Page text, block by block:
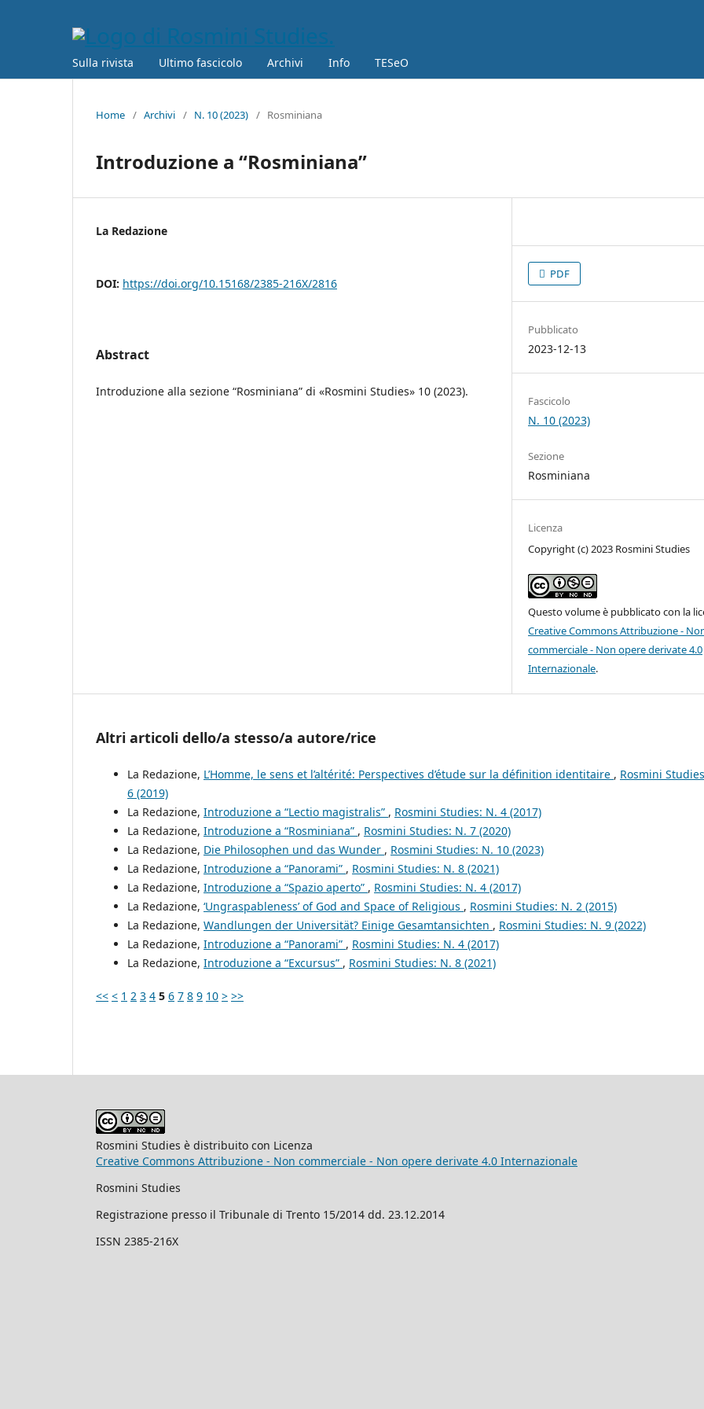
Sulla rivista Ultimo fascicolo Archivi Info TESeO
Home / Archivi / N. 10 (2023) / Rosminiana
Introduzione a “Rosminiana”
La Redazione
DOI: https://doi.org/10.15168/2385-216X/2816
Abstract
Introduzione alla sezione “Rosminiana” di «Rosmini Studies» 10 (2023).
PDF
Pubblicato
2023-12-13
Fascicolo
N. 10 (2023)
Sezione
Rosminiana
Licenza
Copyright (c) 2023 Rosmini Studies
Questo volume è pubblicato con la
Creative Commons Attribuzione -
commerciale - Non opere derivate 4.0
Internazionale.
Altri articoli dello/a stesso/a autore/rice
La Redazione, L’Homme, le sens et l’altérité: Perspectives d’étude sur la définition identitaire , Rosmini
6 (2019)
La Redazione, Introduzione a “Lectio magistralis” , Rosmini Studies: N. 4 (2017)
La Redazione, Introduzione a “Rosminiana” , Rosmini Studies: N. 7 (2020)
La Redazione, Die Philosophen und das Wunder , Rosmini Studies: N. 10 (2023)
La Redazione, Introduzione a “Panorami” , Rosmini Studies: N. 8 (2021)
La Redazione, Introduzione a “Spazio aperto” , Rosmini Studies: N. 4 (2017)
La Redazione, ‘Ungraspableness’ of God and Space of Religious , Rosmini Studies: N. 2 (2015)
La Redazione, Wandlungen der Universität? Einige Gesamtansichten , Rosmini Studies: N. 9 (2022)
La Redazione, Introduzione a “Panorami” , Rosmini Studies: N. 4 (2017)
La Redazione, Introduzione a “Excursus” , Rosmini Studies: N. 8 (2021)
<< < 1 2 3 4 5 6 7 8 9 10 > >>
Rosmini Studies è distribuito con Licenza
Creative Commons Attribuzione - Non commerciale - Non opere derivate 4.0 Internazionale
Rosmini Studies
Registrazione presso il Tribunale di Trento 15/2014 dd. 23.12.2014
ISSN 2385-216X